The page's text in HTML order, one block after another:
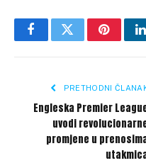
FacebookTwitter
PRETHODNI
Engleska Premier
uvodi
promjene u